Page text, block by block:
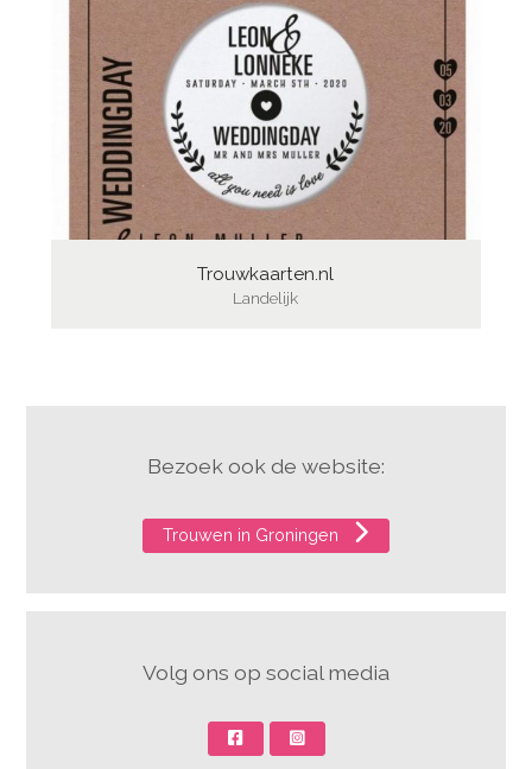
Trouwkaarten.nl
Landelijk
Bezoek ook de website:
Trouwen in Groningen
Volg ons op social media